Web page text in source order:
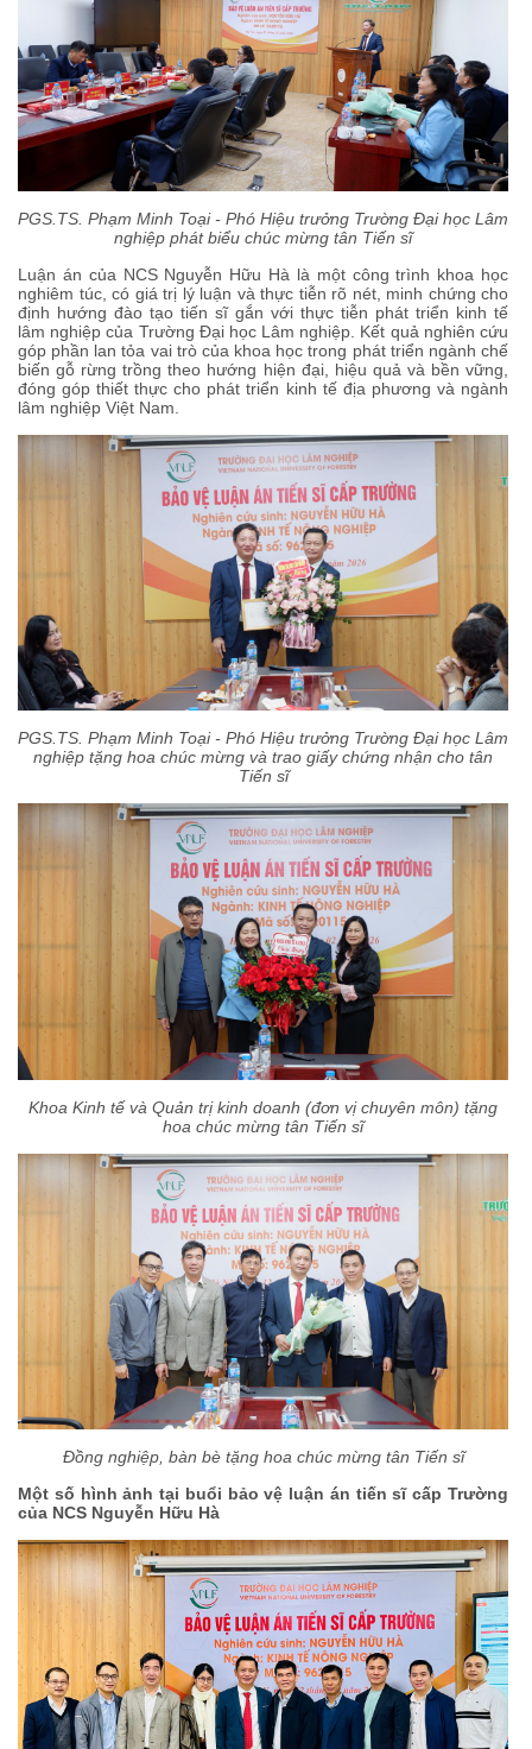
PGS.TS. Phạm Minh Toại - Phó Hiệu trưởng Trường Đại học Lâm
nghiệp phát biểu chúc mừng tân Tiến sĩ
Luận án của NCS Nguyễn Hữu Hà là một công trình khoa học
nghiêm túc, có giá trị lý luận và thực tiễn rõ nét, minh chứng cho
định hướng đào tạo tiến sĩ gắn với thực tiễn phát triển kinh tế
lâm nghiệp của Trường Đại học Lâm nghiệp. Kết quả nghiên cứu
góp phần lan tỏa vai trò của khoa học trong phát triển ngành chế
biến gỗ rừng trồng theo hướng hiện đại, hiệu quả và bền vững,
đóng góp thiết thực cho phát triển kinh tế địa phương và ngành
lâm nghiệp Việt Nam.
PGS.TS. Phạm Minh Toại - Phó Hiệu trưởng Trường Đại học Lâm
nghiệp tặng hoa chúc mừng và trao giấy chứng nhận cho tân
Tiến sĩ
Khoa Kinh tế và Quản trị kinh doanh (đơn vị chuyên môn) tặng
hoa chúc mừng tân Tiến sĩ
Đồng nghiệp, bàn bè tặng hoa chúc mừng tân Tiến sĩ
Một số hình ảnh tại buổi bảo vệ luận án tiến sĩ cấp Trường
của NCS Nguyễn Hữu Hà